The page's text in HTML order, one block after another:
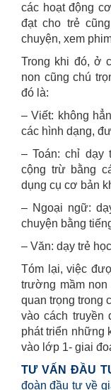
các hoạt động
đạt cho trẻ
chuyện, xem
Trong khi đó, ở
non cũng chú
đó là:
– Viết: không
các hình dạng,
– Toán: chỉ dạy
cộng trừ bằng
dụng cụ cơ bản
– Ngoại ngữ:
chuyện bằng
– Văn: dạy trẻ
Tóm lại, việc
trường mầm
quan trọng trong
vào cách truyền
phát triển những
vào lớp 1- giai
TƯ VẤN ĐẦU
đoàn đầu tư về